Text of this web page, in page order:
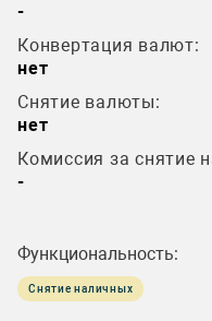
-
Конвертация валют:
нет
Снятие валюты:
нет
Комиссия за снятие
-
Функциональность:
Снятие наличных